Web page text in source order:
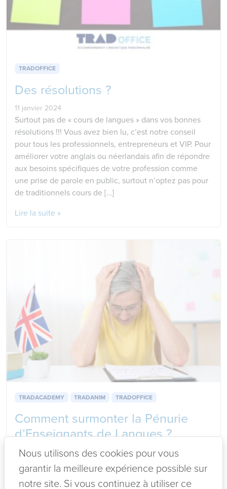
TRADOFFICE
Des résolutions ?
11 janvier 2024
Surtout pas de « cours de langues » dans vos bonnes
résolutions !!! Vous avez bien lu, c’est notre conseil
pour tous les professionnels, entrepreneurs et VIP. Pour
améliorer votre anglais ou néerlandais afin de répondre
aux besoins spécifiques de votre profession comme
une prise de parole en public, surtout n’optez pas pour
de traditionnels cours de […]
Lire la suite »
TRADACADEMY TRADANIM TRADOFFICE
Comment surmonter la Pénurie
d’Enseignants de Langues ?
Tradanim, Votre Solution
Numérique !
8 janvier 2024
Nous utilisons des cookies pour vous
garantir la meilleure expérience possible sur
notre site. Si vous continuez à utiliser ce